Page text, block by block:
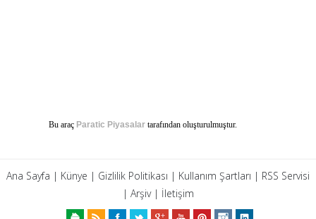
Bu araç Paratic Piyasalar tarafından oluşturulmuştur.
Ana Sayfa | Künye | Gizlilik Politikası | Kullanım Şartları | RSS Servisi
| Arşiv| İletişim